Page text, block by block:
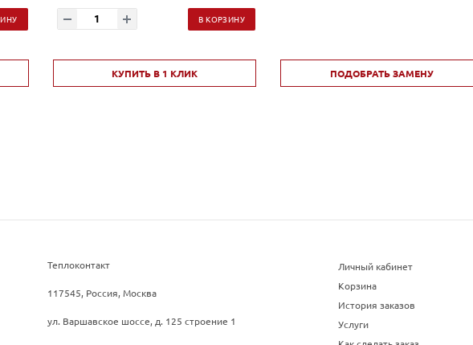
В КОРЗИНУ
КУПИТЬ В 1 КЛИК ПОДОБРАТЬ ЗАМЕНУ
Теплоконтакт
117545, Россия, Москва
ул. Варшавское шоссе, д. 125 строение 1
Личный кабинет
Корзина
История заказов
Услуги